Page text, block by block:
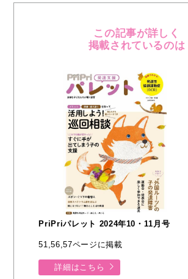
この記事が詳しく
掲載されているのは
PriPriパレット 2024年10・11月号
51,56,57ページに掲載
詳細はこちら